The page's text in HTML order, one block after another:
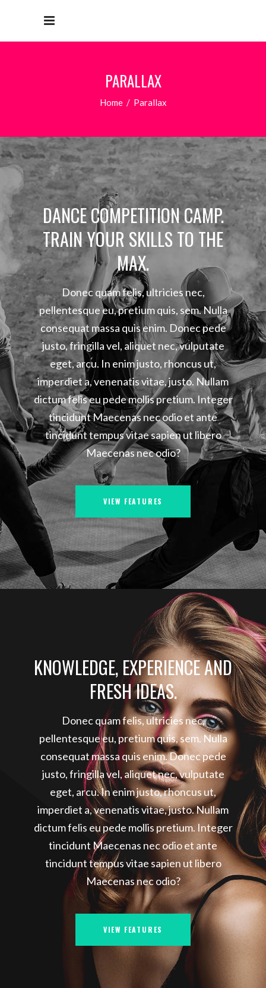
PARALLAX
Home/ Parallax
DANCE COMPETITION CAMP.
TRAIN YOUR SKILLS TO THE
MAX.
Donec quam felis, ultricies nec,
pellentesque eu, pretium quis, sem. Nulla
consequat massa quis enim. Donec pede
justo, fringilla vel, aliquet nec, vulputate
eget, arcu. In enim justo, rhoncus ut,
imperdiet a, venenatis vitae, justo. Nullam
dictum felis eu pede mollis pretium. Integer
tincidunt Maecenas nec odio et ante
tincidunt tempus vitae sapien ut libero
Maecenas nec odio?
VIEW FEATURES
KNOWLEDGE, EXPERIENCE AND
FRESH IDEAS.
Donec quam felis, ultricies nec,
pellentesque eu, pretium quis, sem. Nulla
consequat massa quis enim. Donec pede
justo, fringilla vel, aliquet nec, vulputate
eget, arcu. In enim justo, rhoncus ut,
imperdiet a, venenatis vitae, justo. Nullam
dictum felis eu pede mollis pretium. Integer
tincidunt Maecenas nec odio et ante
tincidunt tempus vitae sapien ut libero
Maecenas nec odio?
VIEW FEATURES